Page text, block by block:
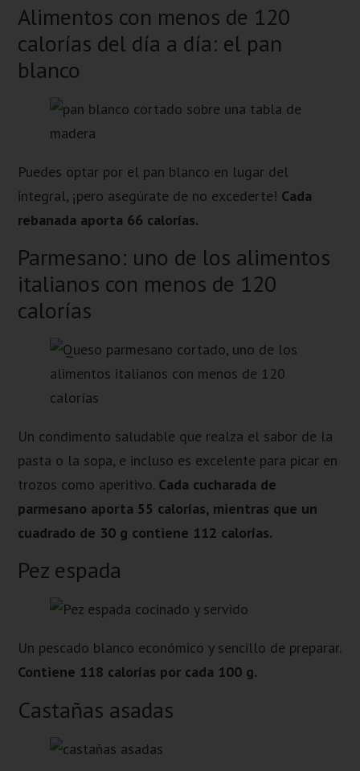
Alimentos con menos de 120
calorías del día a día: el pan
blanco
Puedes optar por el pan blanco en lugar del
integral, ¡pero asegúrate de no excederte! Cada
rebanada aporta 66 calorías.
Parmesano: uno de los alimentos
italianos con menos de 120
calorías
Un condimento saludable que realza el sabor de la
pasta o la sopa, e incluso es excelente para picar en
trozos como aperitivo. Cada cucharada de
parmesano aporta 55 calorías, mientras que un
cuadrado de 30 g contiene 112 calorías.
Pez espada
Un pescado blanco económico y sencillo de preparar.
Contiene 118 calorías por cada 100 g.
Castañas asadas